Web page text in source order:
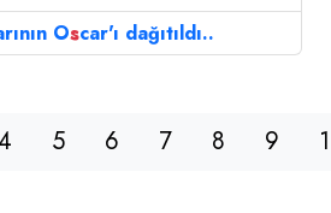
Oscar'ı dağıtıldı..
5 6 7 8 9